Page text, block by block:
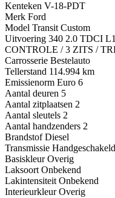
Kenteken V-18-PDT
Merk Ford
Model Transit Custom
Uitvoering 340 2.0 TDCI
CONTROLE / 3 ZITS /
Carrosserie Bestelauto
Tellerstand 114.994 km
Emissienorm Euro 6
Aantal deuren 5
Aantal zitplaatsen 2
Aantal sleutels 2
Aantal handzenders 2
Brandstof Diesel
Transmissie Handgeschakeld
Basiskleur Overig
Laksoort Onbekend
Lakintensiteit Onbekend
Interieurkleur Overig